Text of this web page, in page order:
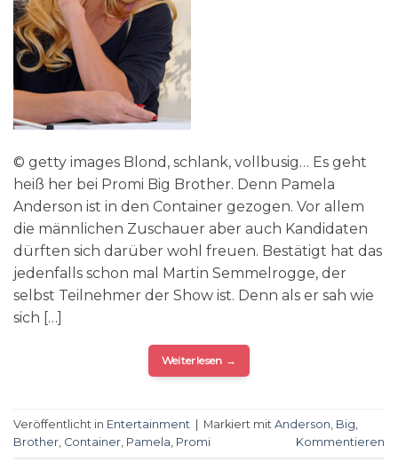
© getty images Blond, schlank, vollbusig… Es geht
heiß her bei Promi Big Brother. Denn Pamela
Anderson ist in den Container gezogen. Vor allem
die männlichen Zuschauer aber auch Kandidaten
dürften sich darüber wohl freuen. Bestätigt hat das
jedenfalls schon mal Martin Semmelrogge, der
selbst Teilnehmer der Show ist. Denn als er sah wie
sich […]
Weiterlesen →
Veröffentlicht in Entertainment | Markiert mit Anderson Big
Brother Container Pamela Promi Kommentieren